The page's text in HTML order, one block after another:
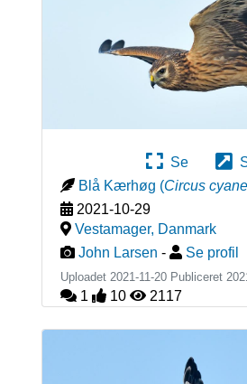
Se
Blå Kærhøg (Circus
2021-10-29
Vestamager, Danmark
John Larsen - Se profil
Uploadet 2021-11-20 Publiceret
1 10 2117